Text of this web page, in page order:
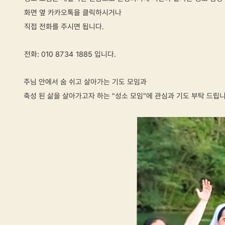
화면 옆 카카오톡을 클릭하시거나
직접 전화를 주시면 됩니다.
전화: 010 8734 1885 입니다.
주님 안에서 숨 쉬고 살아가는 기도 모임과
축성 된 삶을 살아가고자 하는 "성소 모임"에 관심과 기도 부탁 드립